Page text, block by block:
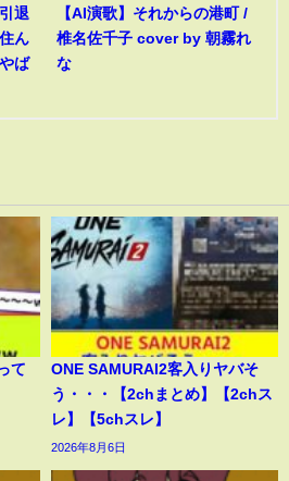
退
ん
ば
【AI演歌】それからの港町 /
椎名佐千子 cover by 朝霧れ
な
て
ONE SAMURAI2客入りヤバそ
う・・・【2chまとめ】【2chス
レ】【5chスレ】
2026年8月6日